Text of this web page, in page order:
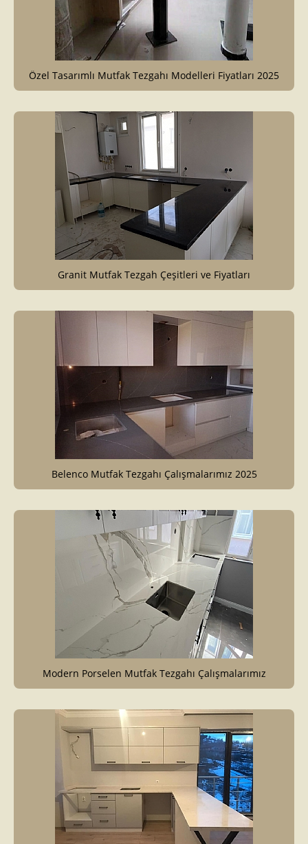
Özel Tasarımlı Mutfak Tezgahı Modelleri Fiyatları 2025
Granit Mutfak Tezgah Çeşitleri ve Fiyatları
Belenco Mutfak Tezgahı Çalışmalarımız 2025
Modern Porselen Mutfak Tezgahı Çalışmalarımız